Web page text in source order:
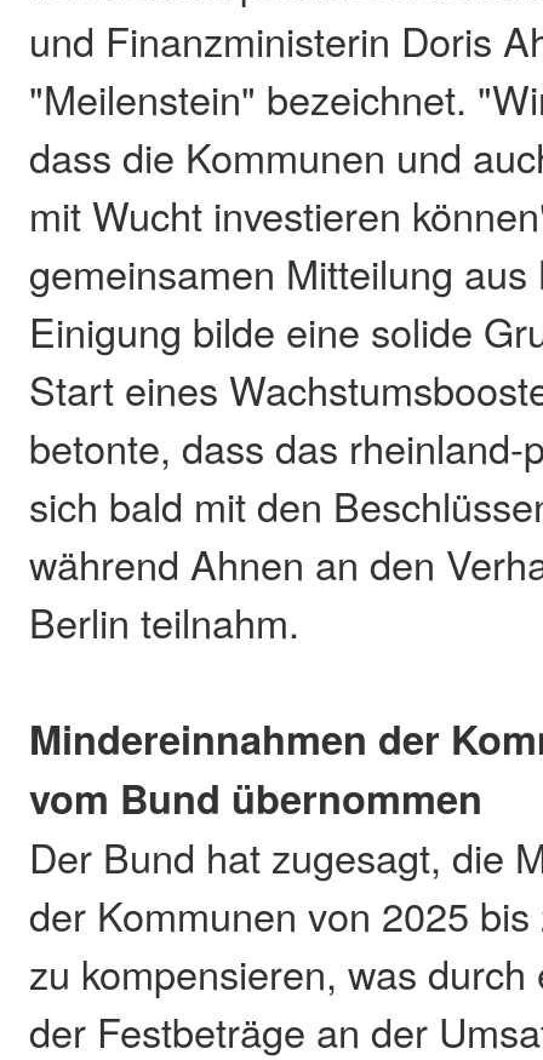
und Finanzministerin Doris
"Meilenstein" bezeichnet.
dass die Kommunen und
mit Wucht investieren
gemeinsamen Mitteilung
Einigung bilde eine solide
Start eines
betonte, dass das rheinland-
sich bald mit den
während Ahnen an den
Berlin teilnahm.
Mindereinnahmen der
vom Bund übernommen
Der Bund hat zugesagt, die
der Kommunen von 2025
zu kompensieren, was
der Festbeträge an der